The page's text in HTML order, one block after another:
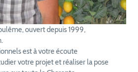
ouvert depuis 1999,
est à votre écoute
votre projet et réaliser la pose